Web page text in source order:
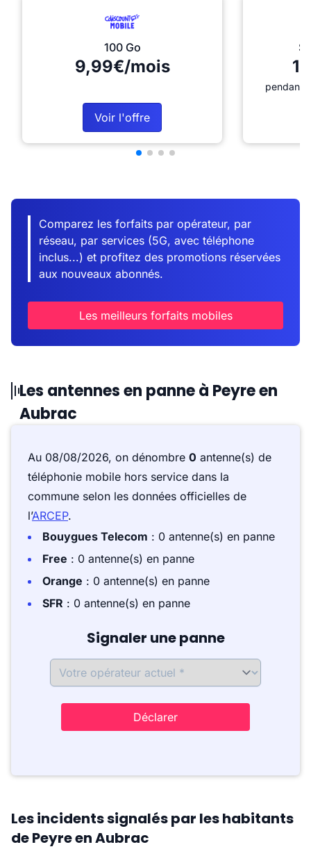
100 Go
9,99€/mois
Voir l'offre
pendant
Comparez les forfaits par opérateur, par
réseau, par services (5G, avec téléphone
inclus...) et profitez des promotions réservées
aux nouveaux abonnés.
Les meilleurs forfaits mobiles
Les antennes en panne à Peyre en
Aubrac
Au 08/08/2026, on dénombre 0 antenne(s) de
téléphonie mobile hors service dans la
commune selon les données officielles de
l’ARCEP.
Bouygues Telecom : 0 antenne(s) en panne
Free : 0 antenne(s) en panne
Orange : 0 antenne(s) en panne
SFR : 0 antenne(s) en panne
Signaler une panne
Déclarer
Les incidents signalés par les habitants
de Peyre en Aubrac